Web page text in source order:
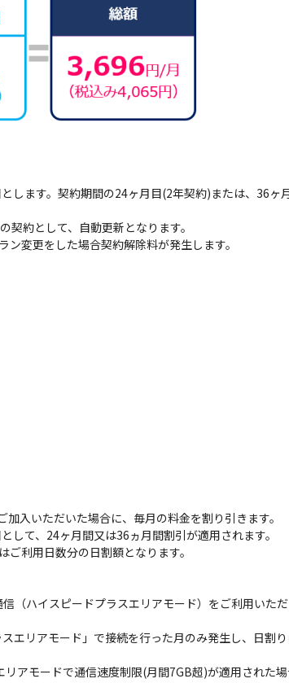
します。契約期間の24ヶ月目(2年契約)または、36ヶ
約として、自動更新となります。
ン変更をした場合契約解除料が発生します。
入いただいた場合に、毎月の料金を割り引きます。
て、24ヶ月間又は36ヵ月間割引が適用されます。
利用日数分の日割額となります。
（ハイスピードプラスエリアモード）をご利用いた
エリアモード」で接続を行った月のみ発生し、日割
アモードで通信速度制限(月間7GB超)が適用された場